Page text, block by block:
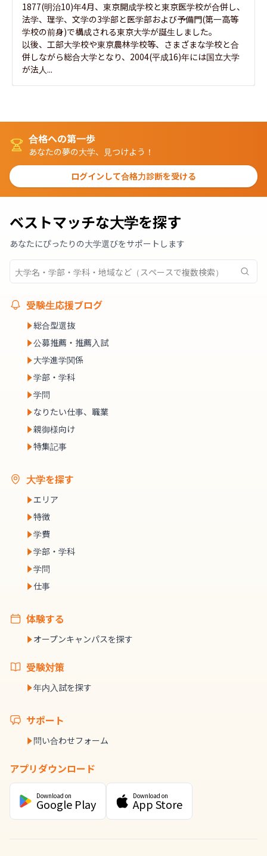
1877(明治10)年4月、東京開成学校と東京医学校が合併し、
法学、理学、文学の3学部と医学部および予備門(第一高等
学校の前身)で構成される東京大学が誕生しました。
以後、工部大学校や東京農林学校等、さまざまな学校と合
併しながら総合大学となり、2004(平成16)年には国立大学
が法人...
合格への第一歩
あなたの夢の大学、見つけよう！
ログインして合格力診断を受ける
ベストマッチな大学を探す
あなたにぴったりの大学選びをサポートします
受験生応援ブログ
総合型選抜
公募推薦・推薦入試
大学進学関係
学部・学科
学問
なりたい仕事、職業
親御様向け
特集記事
大学を探す
エリア
特徴
学費
学部・学科
学問
仕事
体験する
オープンキャンパスを探す
受験対策
年内入試を探す
サポート
問い合わせフォーム
アプリダウンロード
Download on
Google Play
Download on
App Store